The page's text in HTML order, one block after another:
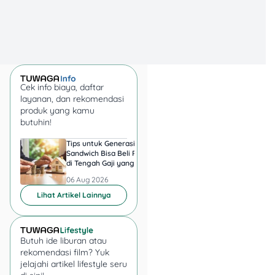
Baca Juga:
Pinjaman KTA
Mandiri (KSM):
Dana Tunai Cepat
Tanpa Jaminan
Simulasi Cicilan
Pinjaman Bank Mandiri
Agar lebih jelas, berikut
simulasi cicilan pinjaman
KTA Mandiridengan bunga
Cek info biaya, daftar
layanan, dan rekomendasi
produk yang kamu
butuhin!
Tips untuk Generasi
Sandwich Bisa Beli Rumah
di Tengah Gaji yang
06 Aug 2026
Lihat Artikel Lainnya
Butuh ide liburan atau
rekomendasi film? Yuk
jelajahi artikel lifestyle seru